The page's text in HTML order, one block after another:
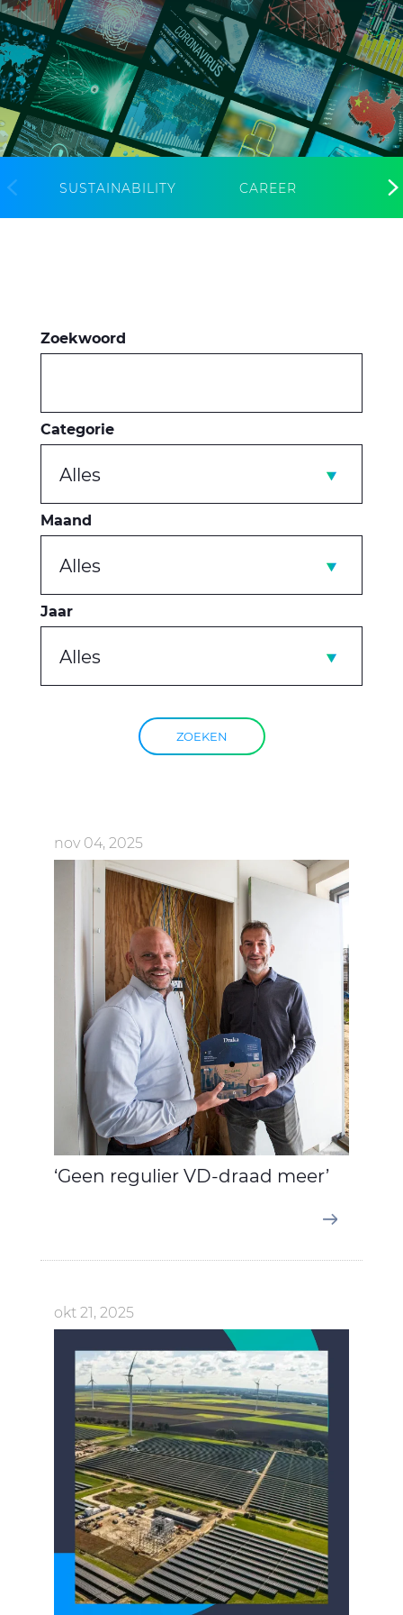
CableApp
Haspel retouren
DOWNLOADS
CONTACT
SUSTAINABILITY CAREER
Zoekwoord
Categorie
Alles
Maand
Alles
Jaar
Alles
ZOEKEN
nov 04, 2025
‘Geen regulier VD-draad meer’
okt 21, 2025